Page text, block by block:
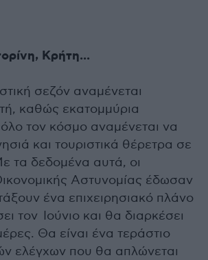
Κρήτη...
σεζόν αναμένεται
καθώς εκατομμύρια
τον κόσμο αναμένεται να
και τουριστικά θέρετρα σε
τα δεδομένα αυτά, οι
Αστυνομίας έδωσαν
ένα επιχειρησιακό πλάνο
τον Ιούνιο και θα διαρκέσει
Θα είναι ένα τεράστιο
ελέγχων που θα απλώνεται